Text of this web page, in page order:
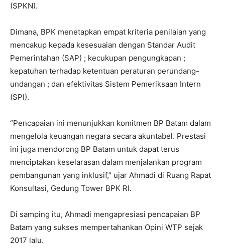
(SPKN).
Dimana, BPK menetapkan empat kriteria penilaian yang
mencakup kepada kesesuaian dengan Standar Audit
Pemerintahan (SAP) ; kecukupan pengungkapan ;
kepatuhan terhadap ketentuan peraturan perundang-
undangan ; dan efektivitas Sistem Pemeriksaan Intern
(SPI).
“Pencapaian ini menunjukkan komitmen BP Batam dalam
mengelola keuangan negara secara akuntabel. Prestasi
ini juga mendorong BP Batam untuk dapat terus
menciptakan keselarasan dalam menjalankan program
pembangunan yang inklusif,” ujar Ahmadi di Ruang Rapat
Konsultasi, Gedung Tower BPK RI.
Di samping itu, Ahmadi mengapresiasi pencapaian BP
Batam yang sukses mempertahankan Opini WTP sejak
2017 lalu.